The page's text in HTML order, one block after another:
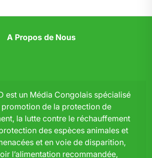
A Propos de Nous
est un Média Congolais spécialisé
promotion de la protection de
la lutte contre le réchauffement
des espèces animales et
et en voie de disparition,
l’alimentation recommandée,